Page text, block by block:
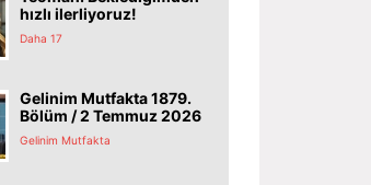
hızlı ilerliyoruz!
Daha 17
Gelinim Mutfakta 1879.
Bölüm / 2 Temmuz 2026
Gelinim Mutfakta